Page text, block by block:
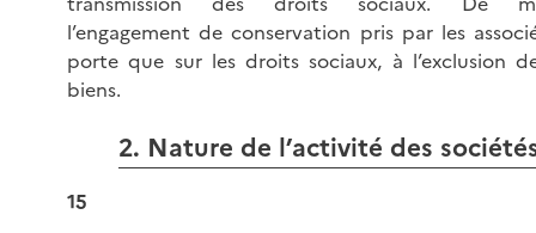
l’engagement de conservation pris par les
porte que sur les droits sociaux, à l’exclusion
biens.
2. Nature de l’activité des
15